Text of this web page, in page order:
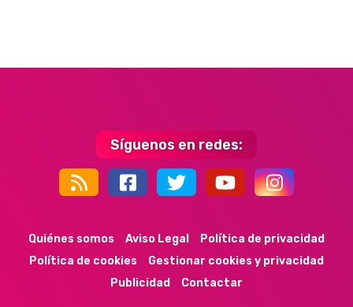
Síguenos en redes:
44k 9k 35k 352
Quiénes somos Aviso Legal
Política de privacidad
Política de cookies
Gestionar cookies y privacidad
Publicidad
Contactar